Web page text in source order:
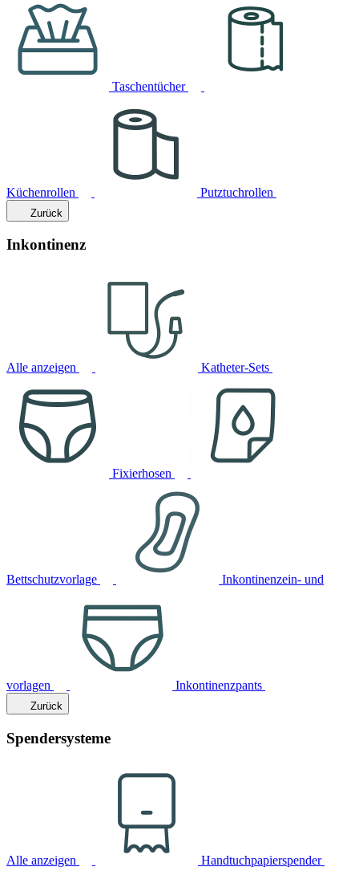
Taschentücher
Küchenrollen Putztuchrollen
Zurück
Inkontinenz
Alle anzeigen Katheter-Sets
Fixierhosen
Bettschutzvorlage Inkontinenzein- und
vorlagen Inkontinenzpants
Zurück
Spendersysteme
Alle anzeigen Handtuchpapierspender